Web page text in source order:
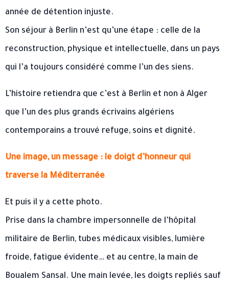
année de détention injuste.
Son séjour à Berlin n’est qu’une étape : celle de la
reconstruction, physique et intellectuelle, dans un pays
qui l’a toujours considéré comme l’un des siens.
L’histoire retiendra que c’est à Berlin et non à Alger
que l’un des plus grands écrivains algériens
contemporains a trouvé refuge, soins et dignité.
Une image, un message : le doigt d’honneur qui
traverse la Méditerranée
Et puis il y a cette photo.
Prise dans la chambre impersonnelle de l’hôpital
militaire de Berlin, tubes médicaux visibles, lumière
froide, fatigue évidente… et au centre, la main de
Boualem Sansal. Une main levée, les doigts repliés sauf